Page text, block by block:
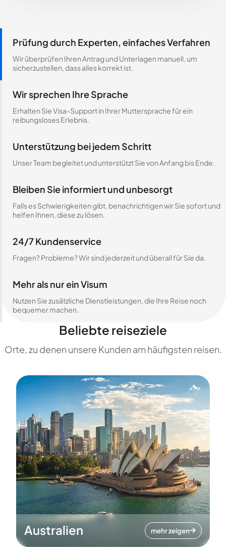
Prüfung durch Experten, einfaches Verfahren
Wir überprüfen Ihren Antrag und Unterlagen manuell, um
sicherzustellen, dass alles korrekt ist.
Wir sprechen Ihre Sprache
Erhalten Sie Visa-Support in Ihrer Muttersprache für ein
reibungsloses Erlebnis.
Unterstützung bei jedem Schritt
Unser Team begleitet und unterstützt Sie von Anfang bis Ende.
Bleiben Sie informiert und unbesorgt
Falls es Schwierigkeiten gibt, benachrichtigen wir Sie sofort und
helfen Ihnen, diese zu lösen.
24/7 Kundenservice
Fragen? Probleme? Wir sind jederzeit und überall für Sie da.
Mehr als nur ein Visum
Nutzen Sie zusätzliche Dienstleistungen, die Ihre Reise noch
bequemer machen.
Beliebte reiseziele
Orte, zu denen unsere Kunden am häufigsten reisen.
Australien mehr zeigen